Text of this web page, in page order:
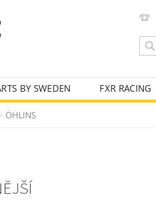
BY SWEDEN FXR RACING
ÖHLINS